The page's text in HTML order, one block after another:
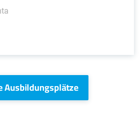
Ausbildungsplätze